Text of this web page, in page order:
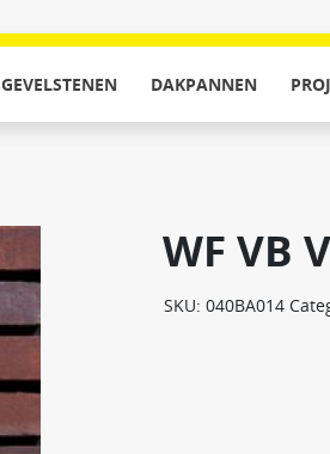
GEVELSTENEN DAKPANNEN
WF VB
SKU:040BA014